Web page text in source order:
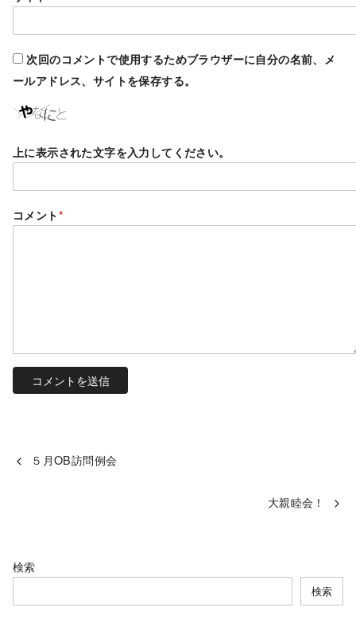
次回のコメントで使用するためブラウザーに自分の名前、メ
ールアドレス、サイトを保存する。
上に表示された文字を入力してください。
コメント*
５月OB訪問例会
大親睦会！
検索
検索